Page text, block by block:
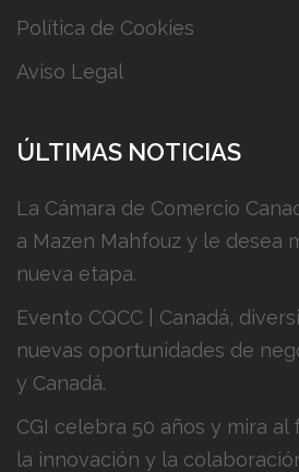
Política de Cookies
Aviso Legal
ÚLTIMAS NOTICIAS
La Cámara de Comercio
a Mazen Mahfouz y le desea
nueva etapa.
Evento CQCC | Canadá,
nuevas oportunidades de
y Canadá.
CGI celebra 50 años y mira
la innovación y la